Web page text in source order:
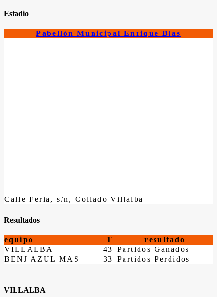
Estadio
Pabellón Municipal Enrique Blas
Calle Feria, s/n, Collado Villalba
Resultados
equipo T
resultado
VILLALBA
43
Partidos Ganados
BENJ AZUL MAS
33 Partidos Perdidos
VILLALBA